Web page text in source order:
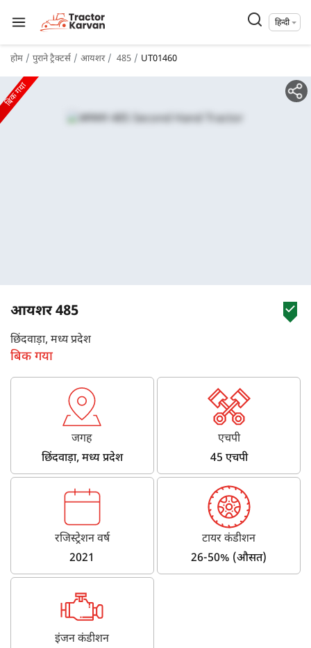
हिन्दी
होम पुराने ट्रैक्टर्स आयशर 485 UT01460
बिक गया
आयशर 485
छिंदवाड़ा, मध्य प्रदेश
बिक गया
जगह
छिंदवाड़ा, मध्य प्रदेश
एचपी
45 एचपी
रजिस्ट्रेशन वर्ष
2021
टायर कंडीशन
26-50% (औसत)
इंजन कंडीशन